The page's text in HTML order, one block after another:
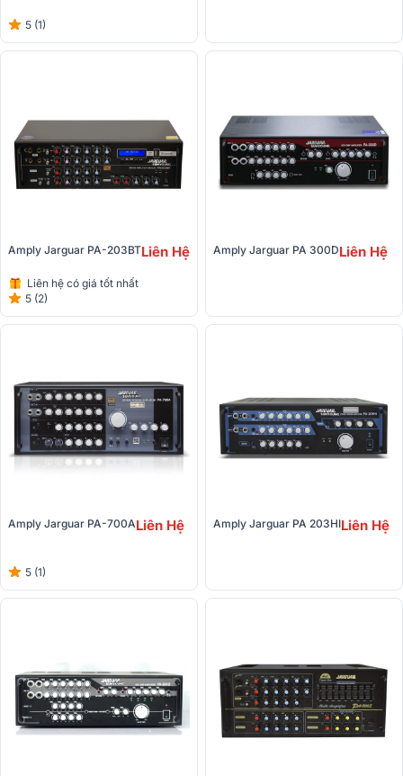
5 (1)
Amply Jarguar PA-203BTLiên Hệ
Liên hệ có giá tốt nhất
5 (2)
Amply Jarguar PA 300DLiên Hệ
Amply Jarguar PA-700ALiên Hệ
5 (1)
Amply Jarguar PA 203HILiên Hệ